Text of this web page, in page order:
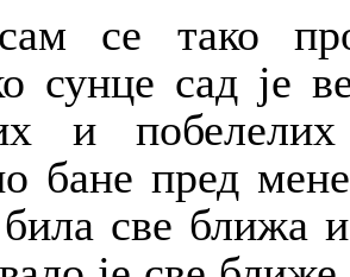
се тако
сунце сад је
и
бане пред
била све ближа